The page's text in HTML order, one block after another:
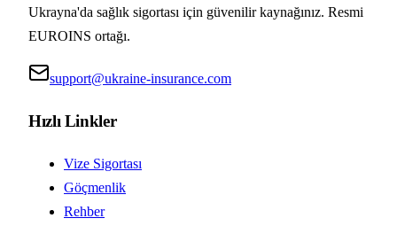
Ukrayna'da sağlık sigortası için güvenilir kaynağınız. Resmi
EUROINS ortağı.
support@ukraine-insurance.com
Hızlı Linkler
Vize Sigortası
Göçmenlik
Rehber